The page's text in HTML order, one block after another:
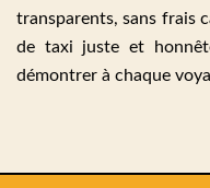
transparents, sans frais
de taxi juste et
démontrer à chaque